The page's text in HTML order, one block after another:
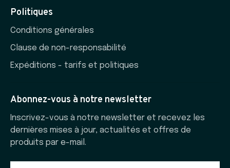
Politiques
Conditions générales
Clause de non-responsabilité
Expéditions - tarifs et politiques
Abonnez-vous à notre newsletter
Inscrivez-vous à notre newsletter et recevez les
dernières mises à jour, actualités et offres de
produits par e-mail.